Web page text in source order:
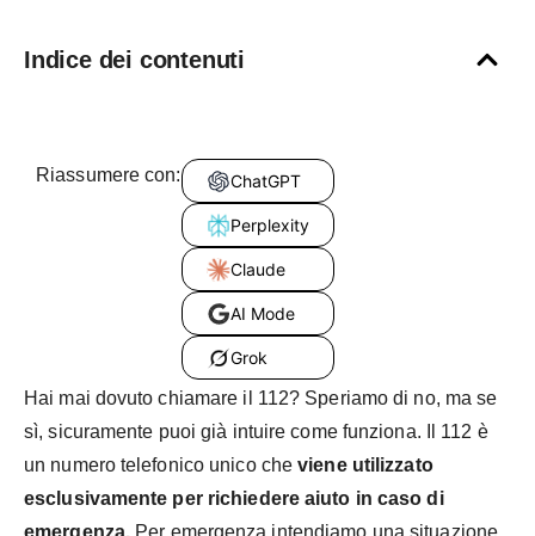
Indice dei contenuti
Riassumere con: ChatGPT
Perplexity
Claude
AI Mode
Grok
Hai mai dovuto chiamare il 112? Speriamo di no, ma se
sì, sicuramente puoi già intuire come funziona. Il 112 è
un numero telefonico unico cheviene utilizzato
esclusivamente per richiedere aiuto in caso di